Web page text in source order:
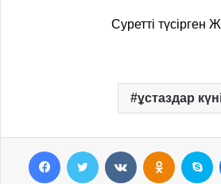
Суретті
ұстаздар